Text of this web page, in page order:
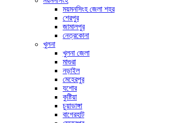
ময়মনসিংহ জেলা শহর
শেরপুর
জামালপুর
নেত্রকোনা
খুলনা
খুলনা জেলা
মাগুরা
নড়াইল
মেহেরপুর
যশোর
কুষ্টিয়া
চুয়াডাঙ্গা
বাগেরহাট